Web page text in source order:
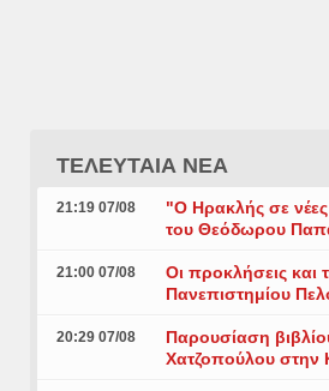
ΤΕΛΕΥΤΑΙΑ ΝΕΑ
21:19 07/08
"Ο Ηρακλής σε νέες
του Θεόδωρου
21:00 07/08
Οι προκλήσεις και
Πανεπιστημίου
20:29 07/08
Παρουσίαση
Χατζοπούλου στην